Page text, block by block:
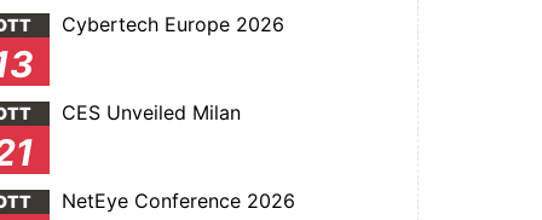
Cybertech Europe 2026
CES Unveiled Milan
NetEye Conference 2026